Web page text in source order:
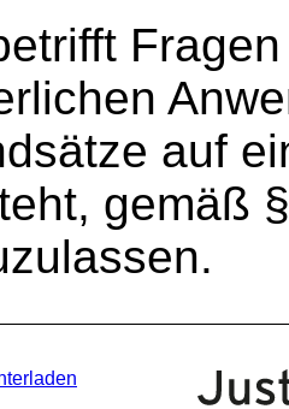
auf
gemäß